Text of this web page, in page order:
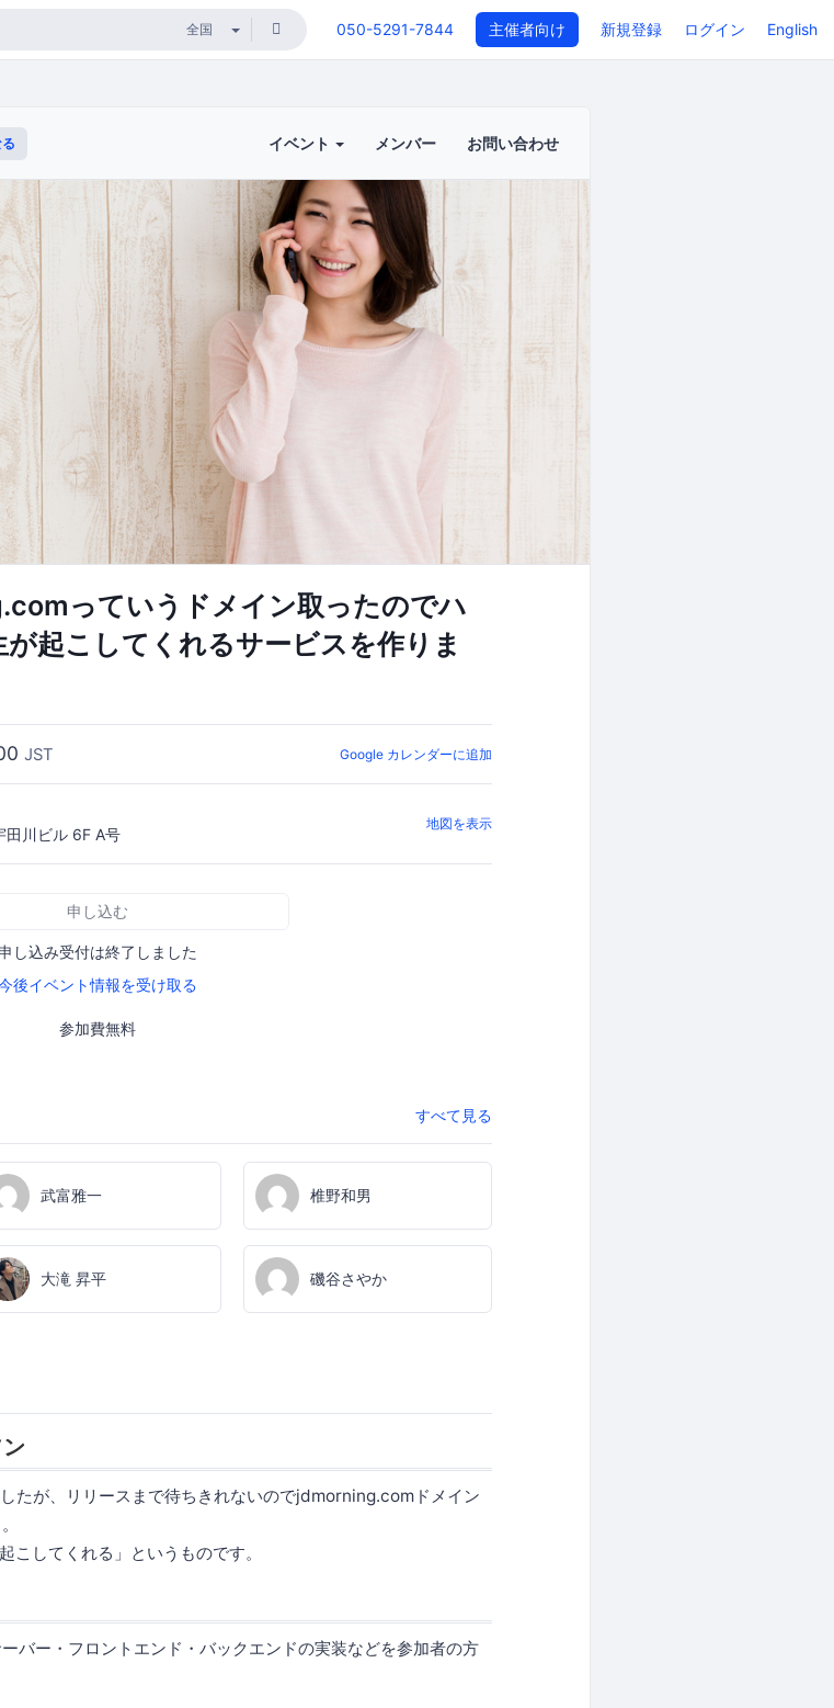
050-5291-7844 主催者向け 新規登録 ログイン English
イベント メンバー お問い合わせ
っていうドメイン取ったのでハ
起こしてくれるサービスを作りま
JST Google カレンダーに追加
川ビル 6F A号
地図を表示
申し込む
し込み受付は終了しました
後イベント情報を受け取る
参加費無料
すべて見る
武富雅一 椎野和男
大滝 昇平 磯谷さやか
たが、リリースまで待ちきれないのでjdmorning.comドメイン
こしてくれる」というものです。
バー・フロントエンド・バックエンドの実装などを参加者の方